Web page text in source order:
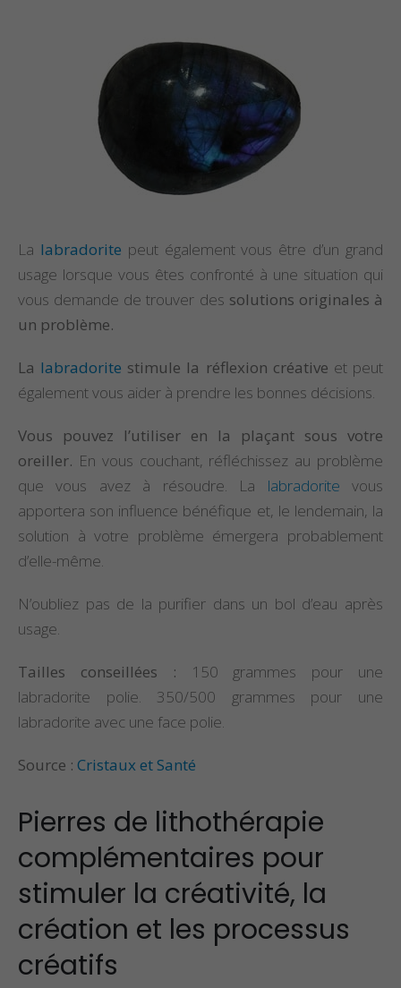
La labradorite peut également vous être d’un grand
usage lorsque vous êtes confronté à une situation qui
vous demande de trouver des solutions originales à
un problème.
La labradorite stimule la réflexion créative et peut
également vous aider à prendre les bonnes décisions.
Vous pouvez l’utiliser en la plaçant sous votre
oreiller. En vous couchant, réfléchissez au problème
que vous avez à résoudre. La labradorite vous
apportera son influence bénéfique et, le lendemain, la
solution à votre problème émergera probablement
d’elle-même.
N’oubliez pas de la purifier dans un bol d’eau après
usage.
Tailles conseillées : 150 grammes pour une
labradorite polie. 350/500 grammes pour une
labradorite avec une face polie.
Source : Cristaux et Santé
Pierres de lithothérapie
complémentaires pour
stimuler la créativité, la
création et les processus
créatifs